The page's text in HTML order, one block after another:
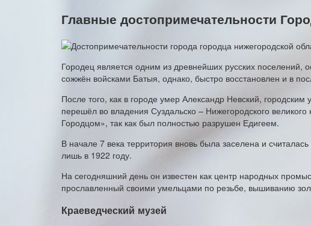
Главные достопримечательности
Городец является одним из древнейших русских поселений,
сожжён войсками Батыя, однако, быстро восстановлен и в
После того, как в городе умер Александр Невский,
перешёл во владения Суздальско – Нижегородского
Городцом», так как был полностью разрушен Едигеем.
В начале 7 века территория вновь была заселена и
лишь в 1922 году.
На сегодняшний день он известен как центр народных
прославленный своими умельцами по резьбе, вышиванию
Краеведческий музей